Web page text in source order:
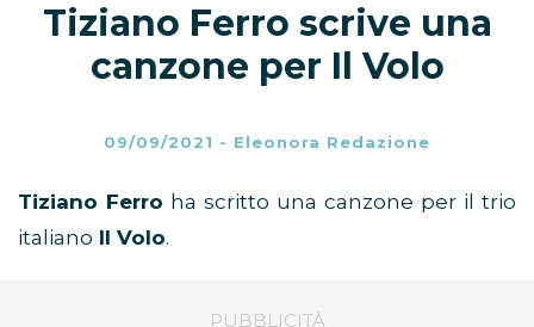
Tiziano Ferro scrive una
canzone per Il Volo
09/09/2021 - Eleonora Redazione
Tiziano Ferro ha scritto una canzone per il trio
italiano Il Volo.